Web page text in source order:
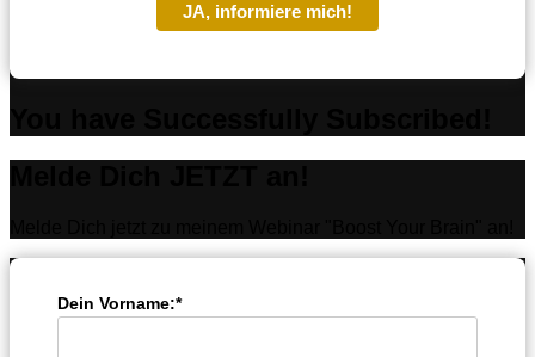
JA, informiere mich!
Dein Vorname:*